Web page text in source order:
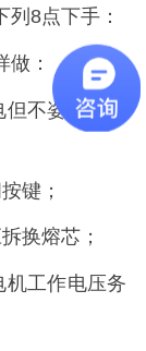
8点下手：
：
不姿势应该
键；
换熔芯；
工作电压务